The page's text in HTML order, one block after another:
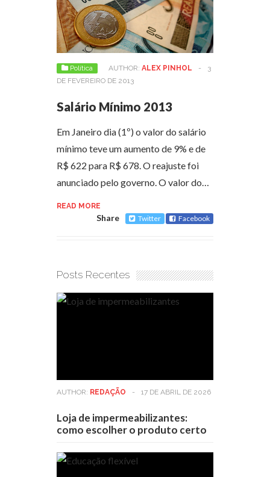
Política AUTHOR: ALEX PINHOL -
3
DE FEVEREIRO DE 2013
Salário Mínimo 2013
Em Janeiro dia (1º) o valor do salário
mínimo teve um aumento de 9% e de
R$ 622 para R$ 678. O reajuste foi
anunciado pelo governo. O valor do…
READ MORE
Share Twitter Facebook
Posts Recentes
AUTHOR: REDAÇÃO - 17 DE ABRIL DE 2026
Loja de impermeabilizantes:
como escolher o produto certo